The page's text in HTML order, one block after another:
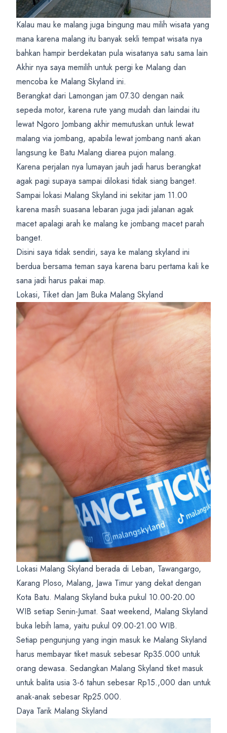
Kalau mau ke malang juga bingung mau milih wisata yang
mana karena malang itu banyak sekli tempat wisata nya
bahkan hampir berdekatan pula wisatanya satu sama lain
Akhir nya saya memilih untuk pergi ke Malang dan
mencoba ke Malang Skyland ini.
Berangkat dari Lamongan jam 07.30 dengan naik
sepeda motor, karena rute yang mudah dan laindai itu
lewat Ngoro Jombang akhir memutuskan untuk lewat
malang via jombang, apabila lewat jombang nanti akan
langsung ke Batu Malang diarea pujon malang.
Karena perjalan nya lumayan jauh jadi harus berangkat
agak pagi supaya sampai dilokasi tidak siang banget.
Sampai lokasi Malang Skyland ini sekitar jam 11.00
karena masih suasana lebaran juga jadi jalanan agak
macet apalagi arah ke malang ke jombang macet parah
banget.
Disini saya tidak sendiri, saya ke malang skyland ini
berdua bersama teman saya karena baru pertama kali ke
sana jadi harus pakai map.
Lokasi, Tiket dan Jam Buka Malang Skyland
Lokasi Malang Skyland berada di Leban, Tawangargo,
Karang Ploso, Malang, Jawa Timur yang dekat dengan
Kota Batu. Malang Skyland buka pukul 10.00-20.00
WIB setiap Senin-Jumat. Saat weekend, Malang Skyland
buka lebih lama, yaitu pukul 09.00-21.00 WIB.
Setiap pengunjung yang ingin masuk ke Malang Skyland
harus membayar tiket masuk sebesar Rp35.000 untuk
orang dewasa. Sedangkan Malang Skyland tiket masuk
untuk balita usia 3-6 tahun sebesar Rp15.,000 dan untuk
anak-anak sebesar Rp25.000.
Daya Tarik Malang Skyland